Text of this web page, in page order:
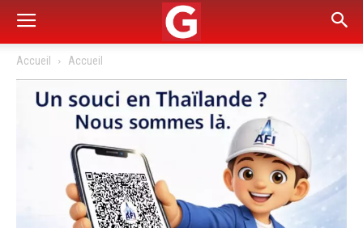
Accueil Accueil